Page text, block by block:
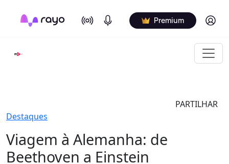
On Air Podcasts Premium Log in
PARTILHAR
Destaques
Viagem à Alemanha: de
Beethoven a Einstein